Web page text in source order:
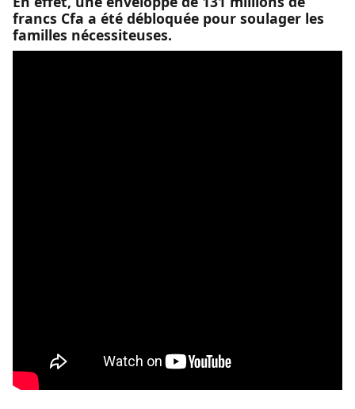
francs Cfa a été débloquée pour soulager les
familles nécessiteuses.